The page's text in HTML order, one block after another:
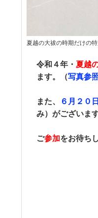
夏越の大祓の時期だけの
令和４年・ 夏越
ます。（写真参
また、 ６月２０日
み）がございま
ご参加をお待ち